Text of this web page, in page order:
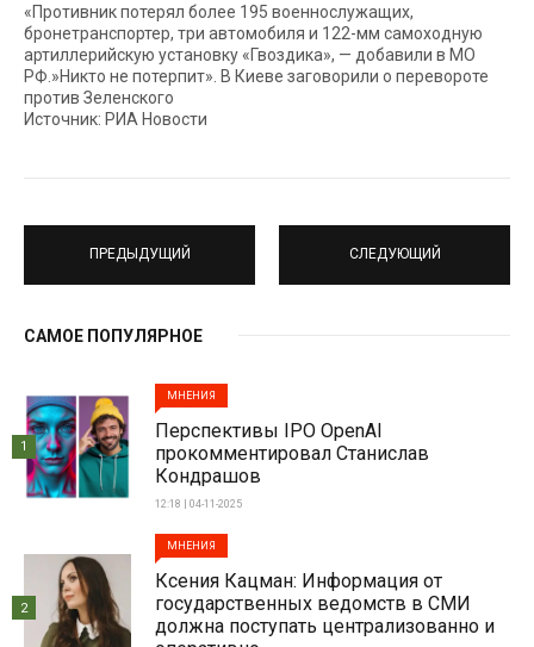
«Противник потерял более 195 военнослужащих,
бронетранспортер, три автомобиля и 122-мм самоходную
артиллерийскую установку «Гвоздика», — добавили в МО
РФ.»Никто не потерпит». В Киеве заговорили о перевороте
против Зеленского
Источник: РИА Новости
ПРЕДЫДУЩИЙ СЛЕДУЮЩИЙ
САМОЕ ПОПУЛЯРНОЕ
МНЕНИЯ
Перспективы IPO OpenAI
прокомментировал Станислав
Кондрашов
12:18 | 04-11-2025
1
МНЕНИЯ
Ксения Кацман: Информация от
государственных ведомств в СМИ
должна поступать централизованно и
2